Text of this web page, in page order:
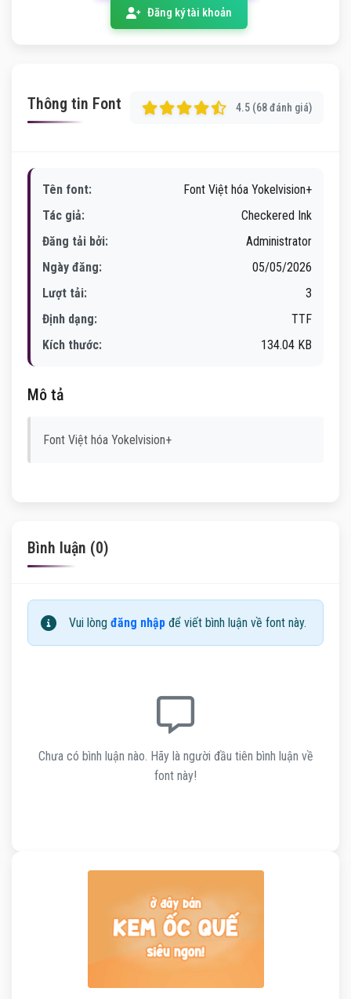
Đăng ký tài khoản
Thông tin Font 4.5 (68 đánh giá)
Tên font:
Font Việt hóa Yokelvision+
Tác giả:
Checkered Ink
Đăng tải bởi:
Administrator
Ngày đăng:
05/05/2026
Lượt tải:
3
Định dạng:
TTF
Kích thước:
134.04 KB
Mô tả
Font Việt hóa Yokelvision+
Bình luận (0)
Vui lòng đăng nhập để viết bình luận về font này.
Chưa có bình luận nào. Hãy là người đầu tiên bình luận về
font này!